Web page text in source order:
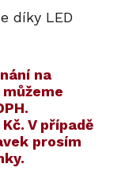
díky LED
na
. V případě
prosím